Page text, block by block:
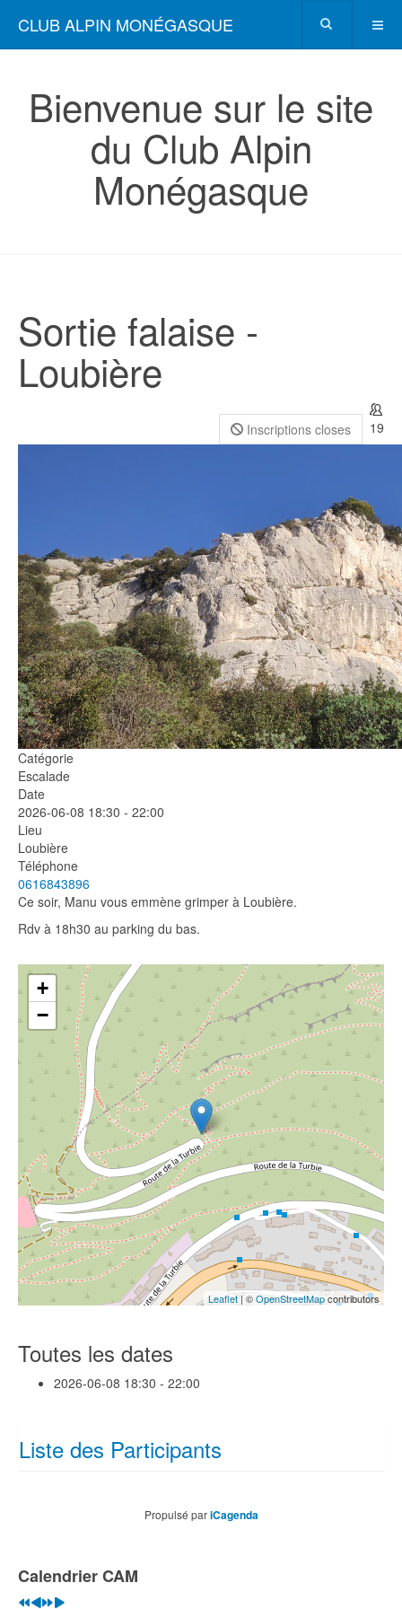
CLUB ALPIN MONÉGASQUE
Bienvenue sur le site
du Club Alpin
Monégasque
Sortie falaise -
Loubière
Inscriptions closes 19
Catégorie
Escalade
Date
2026-06-08 18:30 - 22:00
Lieu
Loubière
Téléphone
0616843896
Ce soir, Manu vous emmène grimper à Loubière.
Rdv à 18h30 au parking du bas.
+
−
Leaflet | ©OpenStreetMapcontributors
Toutes les dates
2026-06-08 18:30 - 22:00
Liste des Participants
Julien(1)
Anderl Heckmair
Propulsé pariCagenda
Calendrier CAM
précédente
précédent
suivante
suivant